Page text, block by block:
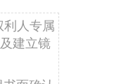
人专属
建立镜